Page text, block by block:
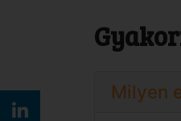
Milyen